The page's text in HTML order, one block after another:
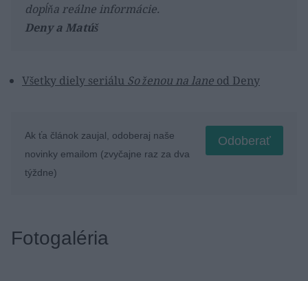
dopĺňa reálne informácie.
Deny a Matúš
Všetky diely seriálu So ženou na lane od Deny
Odoberať
Ak ťa článok zaujal, odoberaj naše
novinky emailom (zvyčajne raz za dva
týždne)
Fotogaléria